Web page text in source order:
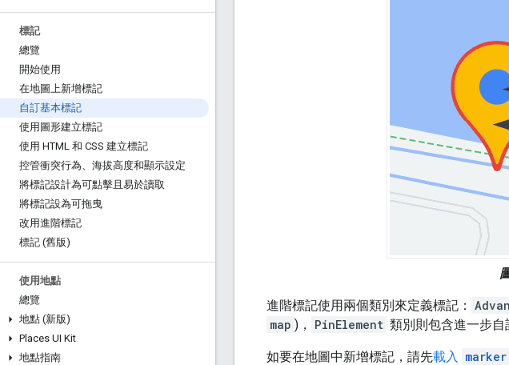
標記
總覽
開始使用
在地圖上新增標記
自訂基本標記
使用圖形建立標記
使用 HTML 和 CSS 建立標記
控管衝突行為、海拔高度和顯示設定
將標記設計為可點擊且易於讀取
將標記設為可拖曳
改用進階標記
標記 (舊版)
使用地點
總覽
地點 (新版)
Places UI Kit
地點指南
進階標記使用兩個類別來定義標記：
map )， PinElement 類別則包含進一步自
如要在地圖中新增標記，請先載入 marker